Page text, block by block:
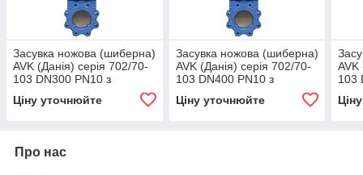
Засувка ножова (шиберна)
AVK (Данія) серія 702/70-
103 DN300 PN10 з
електроприводом AUMA
SA 10.2
Ціну уточнюйте
Засувка ножова (шиберна)
AVK (Данія) серія 702/70-
103 DN400 PN10 з
електроприводом AUMA
10.2
Ціну уточнюйте
AVK
103
07.6
Про нас